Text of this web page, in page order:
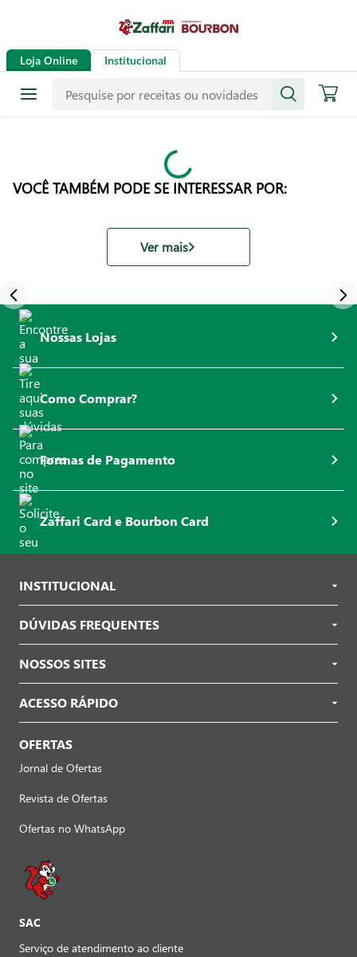
Loja Online Institucional
VOCÊ TAMBÉM PODE SE INTERESSAR POR:
Ver mais
Nossas Lojas
Como Comprar?
Formas de Pagamento
Zaffari Card e Bourbon Card
INSTITUCIONAL
DÚVIDAS FREQUENTES
NOSSOS SITES
ACESSO RÁPIDO
OFERTAS
Jornal de Ofertas
Revista de Ofertas
Ofertas no WhatsApp
SAC
Serviço de atendimento ao cliente